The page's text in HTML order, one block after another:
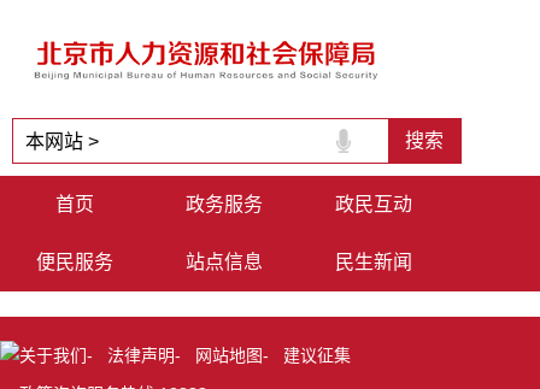
首页 政务服务 政民互动
便民服务 站点信息 民生新闻
关于我们- 法律声明- 网站地图- 建议征集